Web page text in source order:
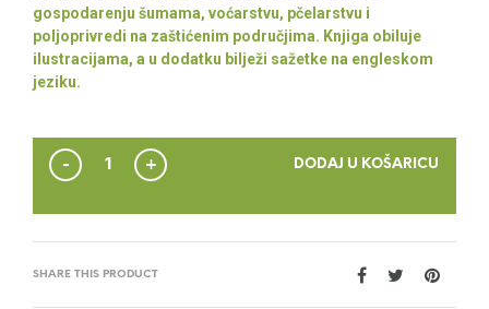
gospodarenju šumama, voćarstvu, pčelarstvu i
poljoprivredi na zaštićenim područjima. Knjiga obiluje
ilustracijama, a u dodatku bilježi sažetke na engleskom
jeziku.
DODAJ U KOŠARICU
SHARE THIS PRODUCT